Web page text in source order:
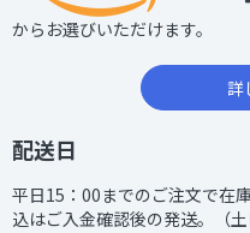
からお選びいただけます。
詳
配送日
平日15：00までのご注文で在
込はご入金確認後の発送。（土